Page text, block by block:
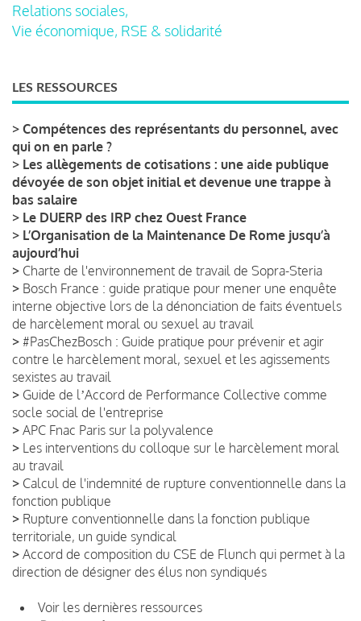
Relations sociales,
Vie économique, RSE & solidarité
LES RESSOURCES
> Compétences des représentants du personnel, avec
qui on en parle ?
> Les allègements de cotisations : une aide publique
dévoyée de son objet initial et devenue une trappe à
bas salaire
> Le DUERP des IRP chez Ouest France
> L’Organisation de la Maintenance De Rome jusqu’à
aujourd’hui
> Charte de l'environnement de travail de Sopra-Steria
> Bosch France : guide pratique pour mener une enquête
interne objective lors de la dénonciation de faits éventuels
de harcèlement moral ou sexuel au travail
> #PasChezBosch : Guide pratique pour prévenir et agir
contre le harcèlement moral, sexuel et les agissements
sexistes au travail
> Guide de lʼAccord de Performance Collective comme
socle social de l'entreprise
> APC Fnac Paris sur la polyvalence
> Les interventions du colloque sur le harcèlement moral
au travail
> Calcul de l'indemnité de rupture conventionnelle dans la
fonction publique
> Rupture conventionnelle dans la fonction publique
territoriale, un guide syndical
> Accord de composition du CSE de Flunch qui permet à la
direction de désigner des élus non syndiqués
Voir les dernières ressources